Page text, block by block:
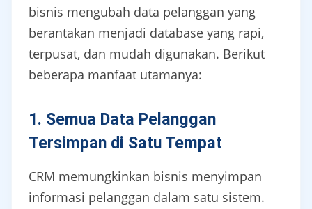
bisnis mengubah data pelanggan yang
berantakan menjadi database yang rapi,
terpusat, dan mudah digunakan. Berikut
beberapa manfaat utamanya:
1. Semua Data Pelanggan
Tersimpan di Satu Tempat
CRM memungkinkan bisnis menyimpan
informasi pelanggan dalam satu sistem.